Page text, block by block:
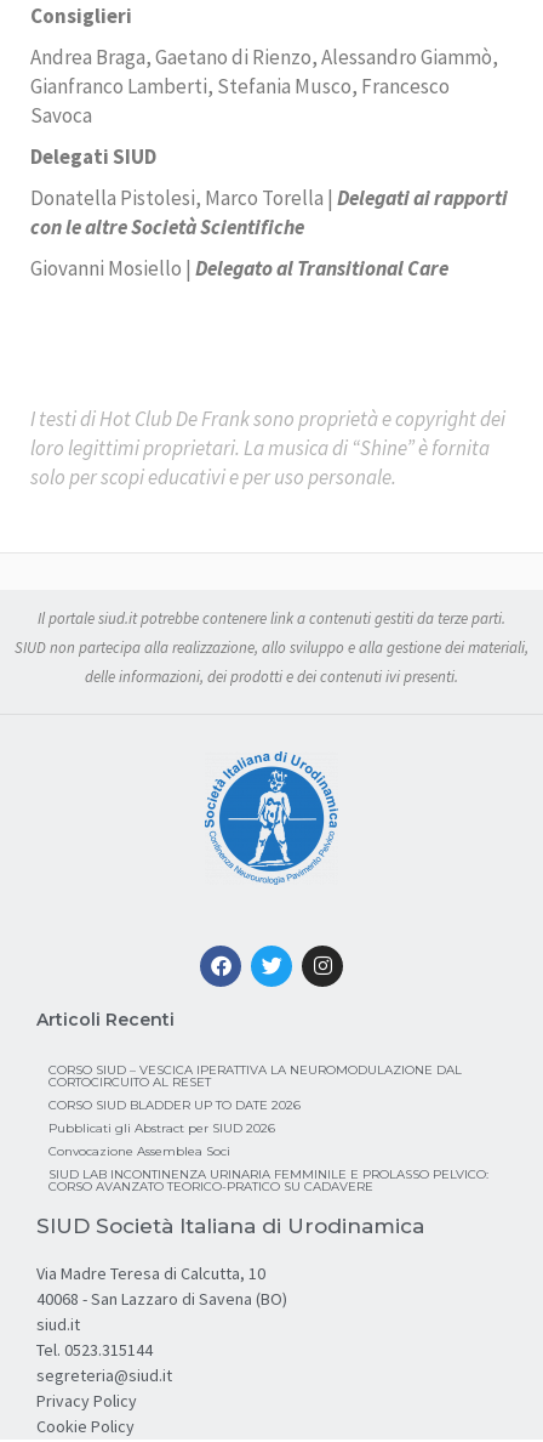
Consiglieri
Andrea Braga, Gaetano di Rienzo, Alessandro Giammò,
Gianfranco Lamberti, Stefania Musco, Francesco
Savoca
Delegati SIUD
Donatella Pistolesi, Marco Torella | Delegati ai rapporti
con le altre Società Scientifiche
Giovanni Mosiello | Delegato al Transitional Care
I testi diHot Club De Franksono proprietà e copyright dei
loro legittimi proprietari. La musica di “Shine” è fornita
solo per scopi educativi e per uso personale.
Il portale siud.it potrebbe contenere link a contenuti gestiti da terze parti.
SIUD non partecipa alla realizzazione, allo sviluppo e alla gestione dei materiali,
delle informazioni, dei prodotti e dei contenuti ivi presenti.
Articoli Recenti
CORSO SIUD – VESCICA IPERATTIVA LA NEUROMODULAZIONE DAL
CORTOCIRCUITO AL RESET
CORSO SIUD BLADDER UP TO DATE 2026
Pubblicati gli Abstract per SIUD 2026
Convocazione Assemblea Soci
SIUD LAB INCONTINENZA URINARIA FEMMINILE E PROLASSO PELVICO:
CORSO AVANZATO TEORICO-PRATICO SU CADAVERE
SIUD Società Italiana di Urodinamica
Via Madre Teresa di Calcutta, 10
40068 - San Lazzaro di Savena (BO)
siud.it
Tel. 0523.315144
segreteria@siud.it
Privacy Policy
Cookie Policy